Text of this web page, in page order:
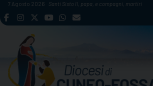
Skip
to
7 Agosto 2026 Santi Sisto II, papa, e compagni, martiri